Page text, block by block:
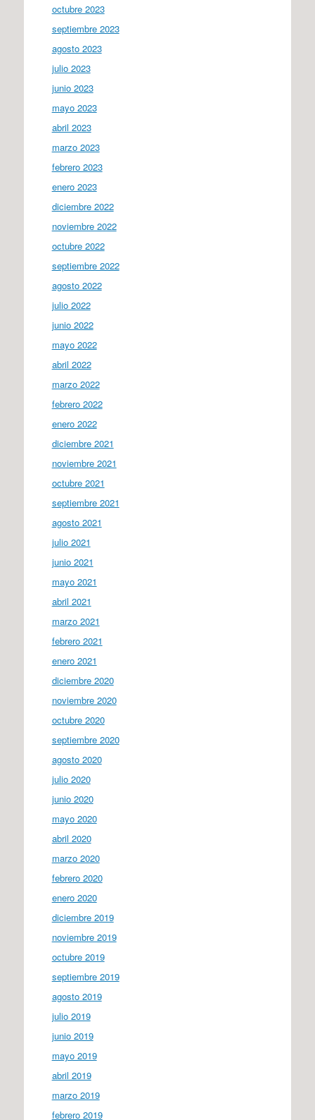
octubre 2023
septiembre 2023
agosto 2023
julio 2023
junio 2023
mayo 2023
abril 2023
marzo 2023
febrero 2023
enero 2023
diciembre 2022
noviembre 2022
octubre 2022
septiembre 2022
agosto 2022
julio 2022
junio 2022
mayo 2022
abril 2022
marzo 2022
febrero 2022
enero 2022
diciembre 2021
noviembre 2021
octubre 2021
septiembre 2021
agosto 2021
julio 2021
junio 2021
mayo 2021
abril 2021
marzo 2021
febrero 2021
enero 2021
diciembre 2020
noviembre 2020
octubre 2020
septiembre 2020
agosto 2020
julio 2020
junio 2020
mayo 2020
abril 2020
marzo 2020
febrero 2020
enero 2020
diciembre 2019
noviembre 2019
octubre 2019
septiembre 2019
agosto 2019
julio 2019
junio 2019
mayo 2019
abril 2019
marzo 2019
febrero 2019